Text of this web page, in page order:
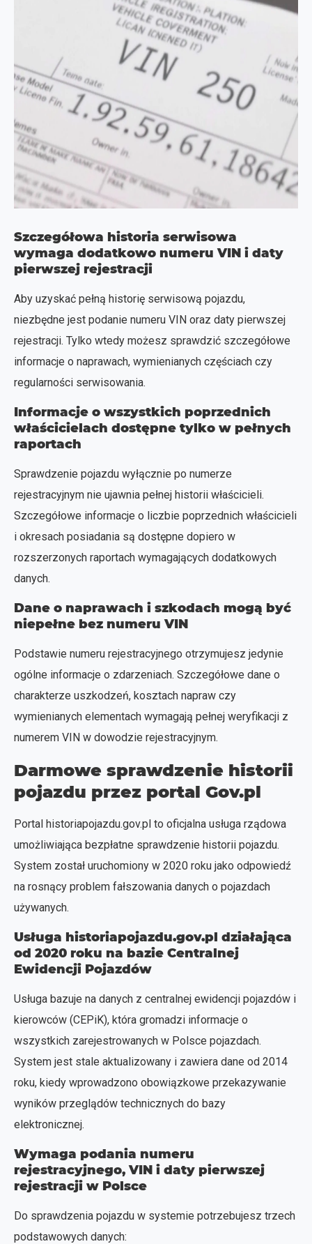
Szczegółowa historia serwisowa
wymaga dodatkowo numeru VIN i daty
pierwszej rejestracji
Aby uzyskać pełną historię serwisową pojazdu,
niezbędne jest podanie numeru VIN oraz daty pierwszej
rejestracji. Tylko wtedy możesz sprawdzić szczegółowe
informacje o naprawach, wymienianych częściach czy
regularności serwisowania.
Informacje o wszystkich poprzednich
właścicielach dostępne tylko w pełnych
raportach
Sprawdzenie pojazdu wyłącznie po numerze
rejestracyjnym nie ujawnia pełnej historii właścicieli.
Szczegółowe informacje o liczbie poprzednich właścicieli
i okresach posiadania są dostępne dopiero w
rozszerzonych raportach wymagających dodatkowych
danych.
Dane o naprawach i szkodach mogą być
niepełne bez numeru VIN
Podstawie numeru rejestracyjnego otrzymujesz jedynie
ogólne informacje o zdarzeniach. Szczegółowe dane o
charakterze uszkodzeń, kosztach napraw czy
wymienianych elementach wymagają pełnej weryfikacji z
numerem VIN w dowodzie rejestracyjnym.
Darmowe sprawdzenie historii
pojazdu przez portal Gov.pl
Portal historiapojazdu.gov.pl to oficjalna usługa rządowa
umożliwiająca bezpłatne sprawdzenie historii pojazdu.
System został uruchomiony w 2020 roku jako odpowiedź
na rosnący problem fałszowania danych o pojazdach
używanych.
Usługa historiapojazdu.gov.pl działająca
od 2020 roku na bazie Centralnej
Ewidencji Pojazdów
Usługa bazuje na danych z centralnej ewidencji pojazdów i
kierowców (CEPiK), która gromadzi informacje o
wszystkich zarejestrowanych w Polsce pojazdach.
System jest stale aktualizowany i zawiera dane od 2014
roku, kiedy wprowadzono obowiązkowe przekazywanie
wyników przeglądów technicznych do bazy
elektronicznej.
Wymaga podania numeru
rejestracyjnego, VIN i daty pierwszej
rejestracji w Polsce
Do sprawdzenia pojazdu w systemie potrzebujesz trzech
podstawowych danych: